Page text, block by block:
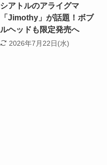
シアトルのアライグマ
「Jimothy」が話題！ボブ
ルヘッドも限定発売へ
2026年7月22日(水)